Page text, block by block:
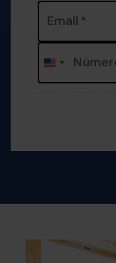
Email
Phone
Estados
Unidos